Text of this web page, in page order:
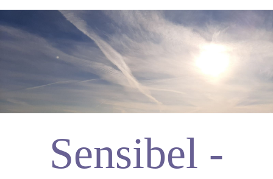
Sensibel -